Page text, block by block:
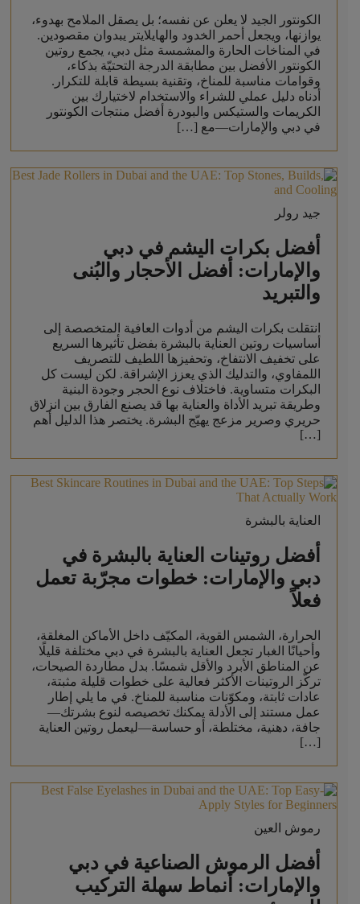
الكونتور الجيد لا يعلن عن نفسه؛ بل يصقل الملامح بهدوء،
يوازنها، ويجعل أحمر الخدود والهايلايتر يبدوان مقصودين.
في المناخات الحارة والمشمسة مثل دبي، يجمع روتين
الكونتور الأفضل بين مطابقة الدرجة التحتيّة بذكاء،
وقوامات مناسبة للمناخ، وتقنية بسيطة قابلة للتكرار.
أدناه دليل عملي للشراء والاستخدام لاختيارك بين
الكريمات والستيكس والبودرة أفضل منتجات الكونتور
في دبي والإمارات—مع […]
جيد رولر
أفضل بكرات اليشم في دبي
والإمارات: أفضل الأحجار والبُنى
والتبريد
انتقلت بكرات اليشم من أدوات العافية المتخصصة إلى
أساسيات روتين العناية بالبشرة بفضل تأثيرها السريع
على تخفيف الانتفاخ، وتحفيزها اللطيف للتصريف
اللمفاوي، والتدليك الذي يعزز الإشراقة. لكن ليست كل
البكرات متساوية. فاختلاف نوع الحجر وجودة البنية
وطريقة تبريد الأداة والعناية بها قد يصنع الفارق بين انزلاق
حريري وصرير مزعج يهيّج البشرة. يختصر هذا الدليل أهم
[…]
العناية بالبشرة
أفضل روتينات العناية بالبشرة في
دبي والإمارات: خطوات مجرّبة تعمل
فعلاً
الحرارة، الشمس القوية، المكيّف داخل الأماكن المغلقة،
وأحيانًا الغبار تجعل العناية بالبشرة في دبي مختلفة قليلًا
عن المناطق الأبرد والأقل شمسًا. بدل مطاردة الصيحات،
تركّز الروتينات الأكثر فعالية على خطوات قليلة مثبتة،
عادات ثابتة، ومكوّنات مناسبة للمناخ. في ما يلي إطار
عمل مستند إلى الأدلة يمكنك تخصيصه لنوع بشرتك—
جافة، دهنية، مختلطة، أو حساسة—ليعمل روتين العناية
[…]
رموش العين
أفضل الرموش الصناعية في دبي
والإمارات: أنماط سهلة التركيب